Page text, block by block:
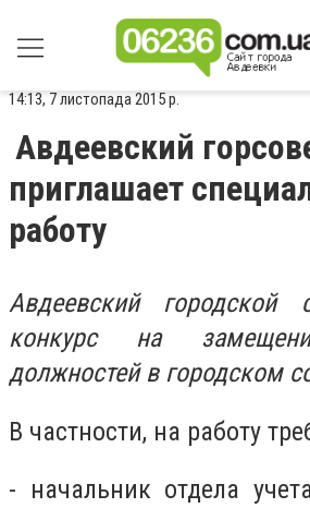
14:13, 7 листопада 2015 р.
Авдеевский
приглашает
работу
Авдеевский городской
конкурс на
должностей в городском
В частности, на работу
- начальник отдела